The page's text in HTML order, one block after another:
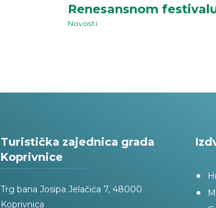
Renesansnom
Novosti
Turistička zajednica grada
Koprivnice
Trg bana Josipa Jelačića 7, 48000
Koprivnica